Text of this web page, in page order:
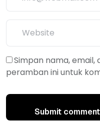
Simpan nama, email,
peramban ini untuk
Submit comment